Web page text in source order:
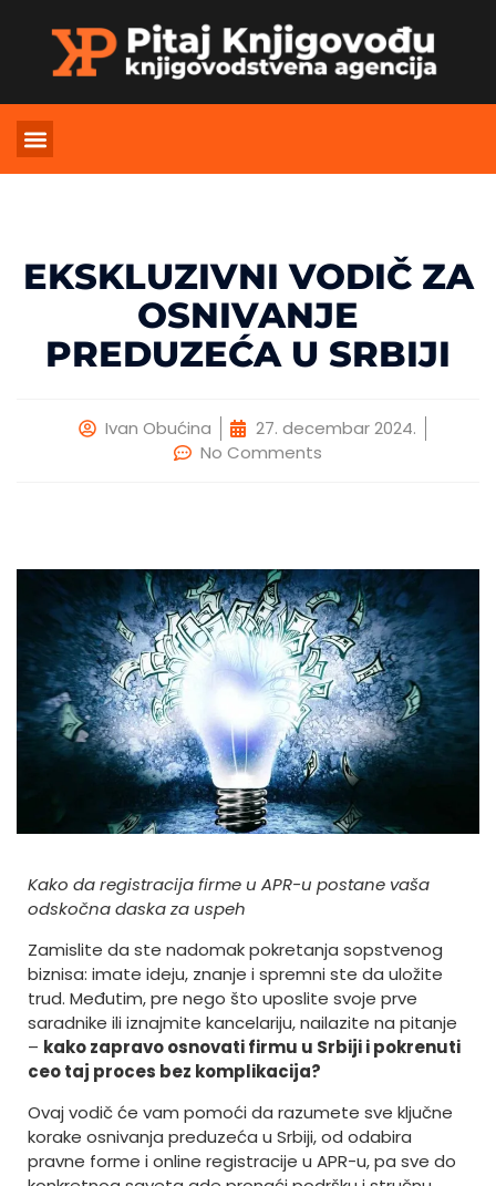
EKSKLUZIVNI VODIČ ZA
OSNIVANJE
PREDUZEĆA U SRBIJI
Ivan Obućina
27. decembar 2024.
No Comments
Kako da registracija firme u APR-u postane vaša
odskočna daska za uspeh
Zamislite da ste nadomak pokretanja sopstvenog
biznisa: imate ideju, znanje i spremni ste da uložite
trud. Međutim, pre nego što uposlite svoje prve
saradnike ili iznajmite kancelariju, nailazite na pitanje
– kako zapravo osnovati firmu u Srbiji i pokrenuti
ceo taj proces bez komplikacija?
Ovaj vodič će vam pomoći da razumete sve ključne
korake osnivanja preduzeća u Srbiji, od odabira
pravne forme i online registracije u APR-u, pa sve do